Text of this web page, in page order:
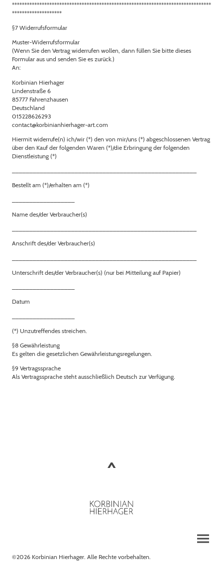
********************************************************************************
********************
§7 Widerrufsformular
Muster-Widerrufsformular
(Wenn Sie den Vertrag widerrufen wollen, dann füllen Sie bitte dieses
Formular aus und senden Sie es zurück.)
An:
Korbinian Hierhager
Lindenstraße 6
85777 Fahrenzhausen
Deutschland
015228626293
contact@korbinianhierhager-art.com
Hiermit widerrufe(n) ich/wir (*) den von mir/uns (*) abgeschlossenen Vertrag
über den Kauf der folgenden Waren (*)/die Erbringung der folgenden
Dienstleistung (*)
Bestellt am (*)/erhalten am (*)
Name des/der Verbraucher(s)
Anschrift des/der Verbraucher(s)
Unterschrift des/der Verbraucher(s) (nur bei Mitteilung auf Papier)
Datum
(*) Unzutreffendes streichen.
§8 Gewährleistung
Es gelten die gesetzlichen Gewährleistungsregelungen.
§9 Vertragssprache
Als Vertragssprache steht ausschließlich Deutsch zur Verfügung.
©2026 Korbinian Hierhager. Alle Rechte vorbehalten.